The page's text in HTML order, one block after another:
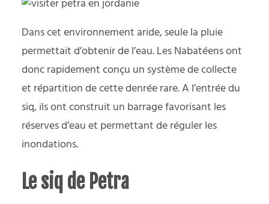
Dans cet environnement aride, seule la pluie
permettait d’obtenir de l’eau. Les Nabatéens ont
donc rapidement conçu un système de collecte
et répartition de cette denrée rare. A l’entrée du
siq, ils ont construit un barrage favorisant les
réserves d’eau et permettant de réguler les
inondations.
Le siq de Petra